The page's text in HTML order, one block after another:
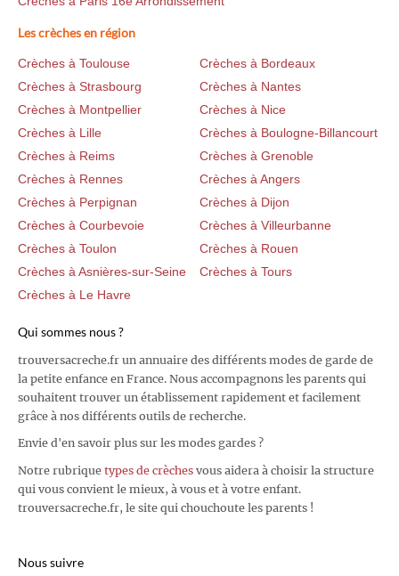
Les crèches en région
Crèches à Toulouse
Crèches à Bordeaux
Crèches à Strasbourg
Crèches à Nantes
Crèches à Montpellier
Crèches à Nice
Crèches à Lille
Crèches à Boulogne-Billancourt
Crèches à Reims
Crèches à Grenoble
Crèches à Rennes
Crèches à Angers
Crèches à Perpignan
Crèches à Dijon
Crèches à Courbevoie
Crèches à Villeurbanne
Crèches à Toulon
Crèches à Rouen
Crèches à Asnières-sur-Seine
Crèches à Tours
Crèches à Le Havre
Qui sommes nous ?
trouversacreche.fr un annuaire des différents modes de garde de
la petite enfance en France. Nous accompagnons les parents qui
souhaitent trouver un établissement rapidement et facilement
grâce à nos différents outils de recherche.
Envie d'en savoir plus sur les modes gardes ?
Notre rubrique types de crèches vous aidera à choisir la structure
qui vous convient le mieux, à vous et à votre enfant.
trouversacreche.fr, le site qui chouchoute les parents !
Nous suivre